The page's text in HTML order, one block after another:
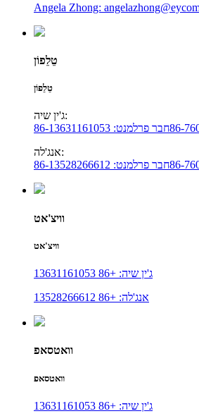
Angela Zhong:
טֵלֵפוֹן
טֵלֵפוֹן
ג'ין שיה:
חבר פרלמנט: 86-13631161053
אנג'לה:
חבר פרלמנט: 86-13528266612
וויצ'אט
וויצ'אט
ג'ין שיה: +86 13631161053
אנג'לה: +86 13528266612
וואטסאפ
וואטסאפ
ג'ין שיה: +86 13631161053